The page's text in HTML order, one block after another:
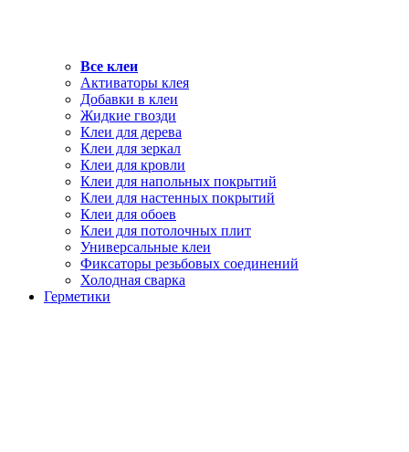
Все клеи
Активаторы клея
Добавки в клеи
Жидкие гвозди
Клеи для дерева
Клеи для зеркал
Клеи для кровли
Клеи для напольных покрытий
Клеи для настенных покрытий
Клеи для обоев
Клеи для потолочных плит
Универсальные клеи
Фиксаторы резьбовых соединений
Холодная сварка
Герметики